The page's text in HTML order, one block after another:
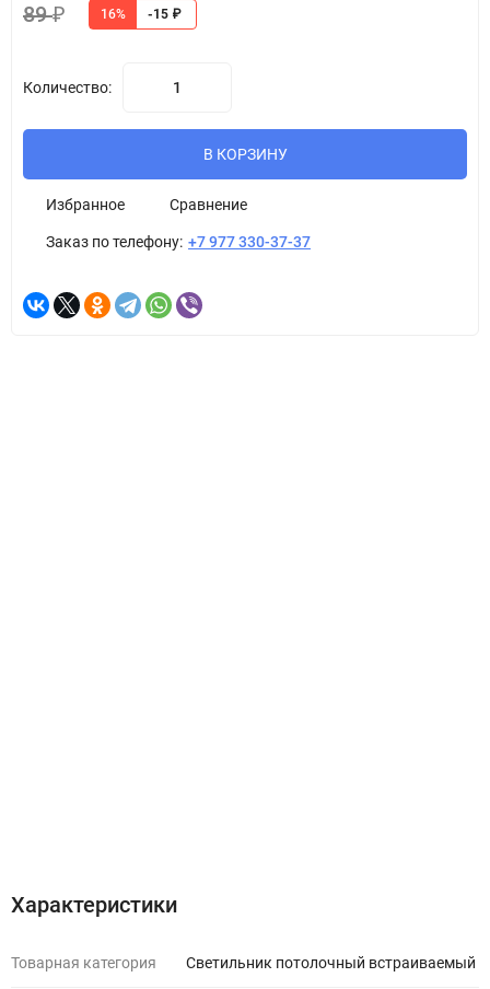
89₽ 16% -15 ₽
Количество:
В КОРЗИНУ
Избранное Сравнение
Заказ по телефону: +7 977 330-37-37
Характеристики
Товарная категория Светильник потолочный встраиваемый